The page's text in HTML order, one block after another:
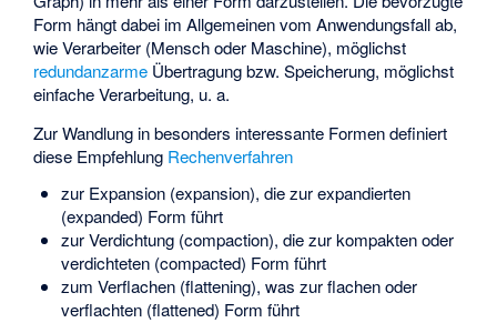
Form hängt dabei im Allgemeinen vom Anwendungsfall ab,
wie Verarbeiter (Mensch oder Maschine), möglichst
redundanzarme Übertragung bzw. Speicherung, möglichst
einfache Verarbeitung, u. a.
Zur Wandlung in besonders interessante Formen definiert
diese Empfehlung Rechenverfahren
zur Expansion (expansion), die zur expandierten
(expanded) Form führt
zur Verdichtung (compaction), die zur kompakten oder
verdichteten (compacted) Form führt
zum Verflachen (flattening), was zur flachen oder
verflachten (flattened) Form führt